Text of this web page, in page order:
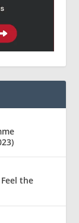
the